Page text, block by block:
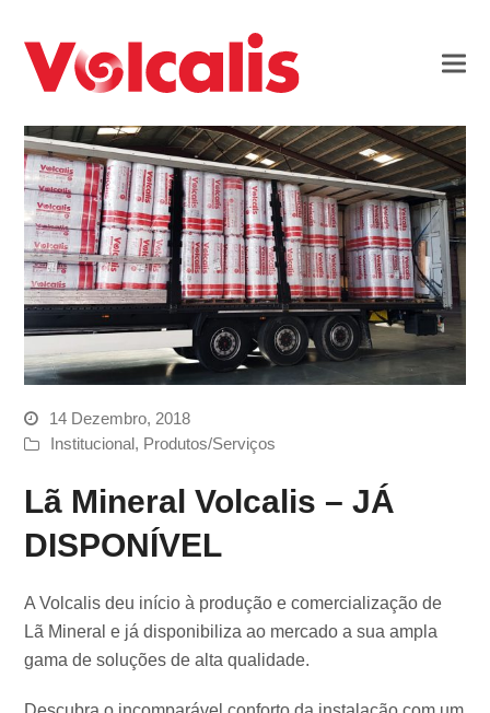
14 Dezembro, 2018
Institucional , Produtos/Serviços
Lã Mineral Volcalis – JÁ
DISPONÍVEL
A Volcalis deu início à produção e comercialização de
Lã Mineral e já disponibiliza ao mercado a sua ampla
gama de soluções de alta qualidade.